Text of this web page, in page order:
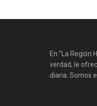
En "La Región
verdad, le
diaria. Somos